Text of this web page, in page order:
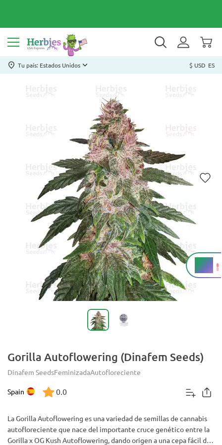
Tu país: Estados Unidos $ USD ES
19%
THC
Gorilla Autoflowering (Dinafem Seeds)
Dinafem SeedsFeminizadaAutofloreciente
Spain 0.0
La Gorilla Autoflowering es una variedad de semillas de cannabis
autofloreciente que nace del importante cruce genético entre la
Gorilla x OG Kush Autoflowering, dando origen a una cepa fácil de